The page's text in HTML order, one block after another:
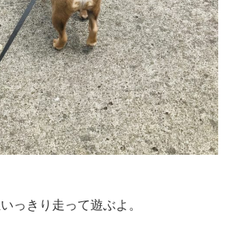
っきり走って遊ぶよ。